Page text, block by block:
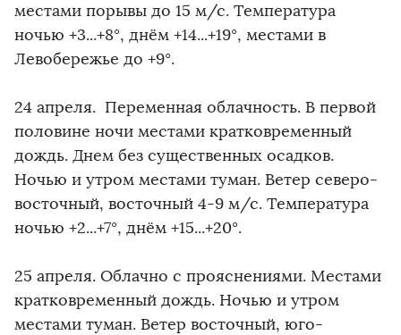
местами порывы до 15 м/с. Температура
ночью +3...+8°, днём +14...+19°, местами в
Левобережье до +9°.
24 апреля. Переменная облачность. В первой
половине ночи местами кратковременный
дождь. Днем без существенных осадков.
Ночью и утром местами туман. Ветер северо-
восточный, восточный 4-9 м/с. Температура
ночью +2...+7°, днём +15...+20°.
25 апреля. Облачно с прояснениями. Местами
кратковременный дождь. Ночью и утром
местами туман. Ветер восточный, юго-